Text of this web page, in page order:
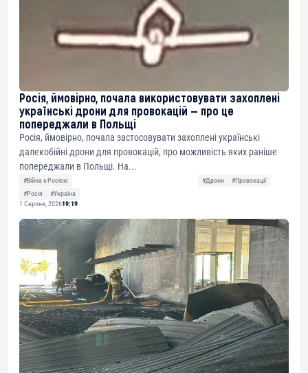
Росія, ймовірно, почала використовувати захоплені
українські дрони для провокацій — про це
попереджали в Польщі
Росія, ймовірно, почала застосовувати захоплені українські
далекобійні дрони для провокацій, про можливість яких раніше
попереджали в Польщі. На...
#Війна з Росією #Дрони
#Провокації
#Росія
#Україна
1 Серпня, 202619:19